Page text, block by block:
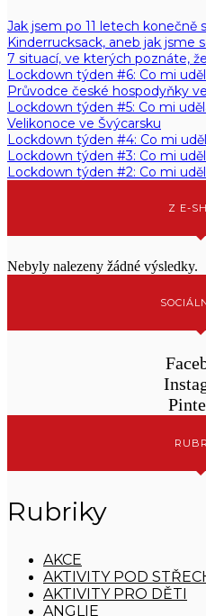
Jak jsem po 11 letech konečně
Kinderrucksack, aneb jak jsme
7 situací, ve kterých poznáte,
Lockdown týden #6: Co mi
Průvodce české hospodyňky
Lockdown týden #5: Co mi
Velikonoce ve Švýcarsku
Lockdown týden #4: Co mi
Lockdown týden #3: Co mi
Lockdown týden #2: Co mi
Z E-
Nebyly nalezeny žádné výsledky.
Rubriky
AKCE
AKTIVITY POD
AKTIVITY PRO DĚTI
ANGLIE